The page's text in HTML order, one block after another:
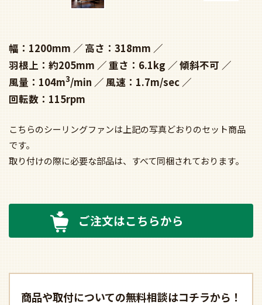
幅：1200mm
高さ：318mm
羽根上：約205mm
重さ：6.1kg
傾斜不可
風量：104m3/min
風速：1.7m/sec
回転数：115rpm
こちらのシーリングファンは上記の写真どおりのセット商品
です。
取り付けの際に必要な部品は、すべて同梱されております。
ご注文はこちらから
商品や取付についての無料相談はコチラから！